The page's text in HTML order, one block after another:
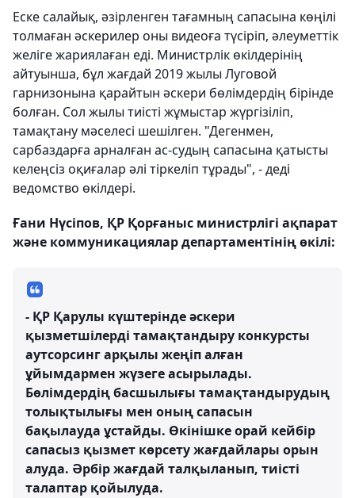
Еске салайық, әзірленген тағамның сапасына көңілі
толмаған әскерилер оны видеоға түсіріп, әлеуметтік
желіге жариялаған еді. Министрлік өкілдерінің
айтуынша, бұл жағдай 2019 жылы Луговой
гарнизонына қарайтын әскери бөлімдердің бірінде
болған. Сол жылы тиісті жұмыстар жүргізіліп,
тамақтану мәселесі шешілген. "Дегенмен,
сарбаздарға арналған ас-судың сапасына қатысты
келеңсіз оқиғалар әлі тіркеліп тұрады", - деді
ведомство өкілдері.
Ғани Нүсіпов, ҚР Қорғаныс министрлігі ақпарат
және коммуникациялар департаментінің өкілі:
- ҚР Қарулы күштерінде әскери
қызметшілерді тамақтандыру конкурсты
аутсорсинг арқылы жеңіп алған
ұйымдармен жүзеге асырылады.
Бөлімдердің басшылығы тамақтандырудың
толықтылығы мен оның сапасын
бақылауда ұстайды. Өкінішке орай кейбір
сапасыз қызмет көрсету жағдайлары орын
алуда. Әрбір жағдай талқыланып, тиісті
талаптар қойылуда.